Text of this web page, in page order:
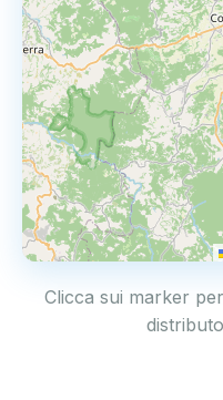
Clicca sui marker